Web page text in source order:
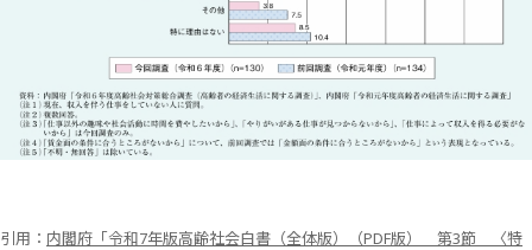
引用： 内閣府「令和7年版高齢社会白書（全体版）（PDF版） 第3節 〈特